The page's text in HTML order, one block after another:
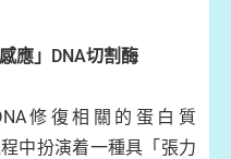
應」DNA切割酶
修復相關的蛋白質
中扮演着一種具「張力